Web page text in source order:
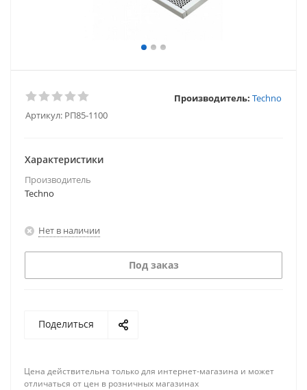
Артикул: РП85-1100
Производитель: Techno
Характеристики
Производитель
Techno
Нет в наличии
Под заказ
Поделиться
Цена действительна только для интернет-магазина и может
отличаться от цен в розничных магазинах